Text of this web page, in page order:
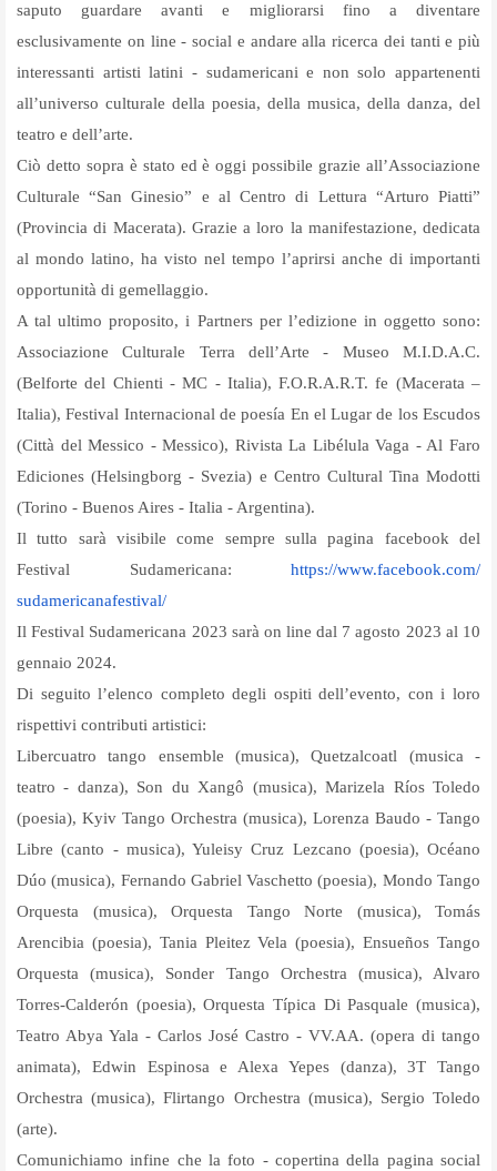
saputo guardare avanti e migliorarsi fino a diventare
esclusivamente on line - social e andare alla ricerca dei tanti e più
interessanti artisti latini - sudamericani e non solo appartenenti
all’universo culturale della poesia, della musica, della danza, del
teatro e dell’arte.
Ciò detto sopra è stato ed è oggi possibile grazie all’Associazione
Culturale “San Ginesio” e al Centro di Lettura “Arturo Piatti”
(Provincia di Macerata). Grazie a loro la manifestazione, dedicata
al mondo latino, ha visto nel tempo l’aprirsi anche di importanti
opportunità di gemellaggio.
A tal ultimo proposito, i Partners per l’edizione in oggetto sono:
Associazione Culturale Terra dell’Arte - Museo M.I.D.A.C.
(Belforte del Chienti - MC - Italia), F.O.R.A.R.T. fe (Macerata –
Italia), Festival Internacional de poesía En el Lugar de los Escudos
(Città del Messico - Messico), Rivista La Libélula Vaga - Al Faro
Ediciones (Helsingborg - Svezia) e Centro Cultural Tina Modotti
(Torino - Buenos Aires - Italia - Argentina).
Il tutto sarà visibile come sempre sulla pagina facebook del
Festival Sudamericana: https://www.facebook.com/
sudamericanafestival/
Il Festival Sudamericana 2023 sarà on line dal 7 agosto 2023 al 10
gennaio 2024.
Di seguito l’elenco completo degli ospiti dell’evento, con i loro
rispettivi contributi artistici:
Libercuatro tango ensemble (musica), Quetzalcoatl (musica -
teatro - danza), Son du Xangô (musica), Marizela Ríos Toledo
(poesia), Kyiv Tango Orchestra (musica), Lorenza Baudo - Tango
Libre (canto - musica), Yuleisy Cruz Lezcano (poesia), Océano
Dúo (musica), Fernando Gabriel Vaschetto (poesia), Mondo Tango
Orquesta (musica), Orquesta Tango Norte (musica), Tomás
Arencibia (poesia), Tania Pleitez Vela (poesia), Ensueños Tango
Orquesta (musica), Sonder Tango Orchestra (musica), Alvaro
Torres-Calderón (poesia), Orquesta Típica Di Pasquale (musica),
Teatro Abya Yala - Carlos José Castro - VV.AA. (opera di tango
animata), Edwin Espinosa e Alexa Yepes (danza), 3T Tango
Orchestra (musica), Flirtango Orchestra (musica), Sergio Toledo
(arte).
Comunichiamo infine che la foto - copertina della pagina social